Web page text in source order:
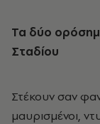
Τα δύο
Σταδίου
Στέκουν σαν
μαυρισμένοι,